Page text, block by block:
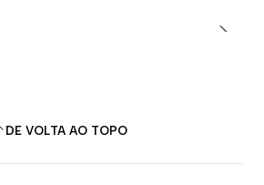
DE VOLTA AO TOPO